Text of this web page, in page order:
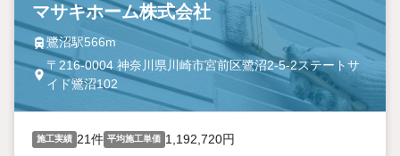
マサキホーム株式会社
鷺沼駅566m
〒216-0004 神奈川県川崎市宮前区鷺沼2-5-2ステートサ
イド鷺沼102
施工実績 21件 平均施工単価 1,192,720円